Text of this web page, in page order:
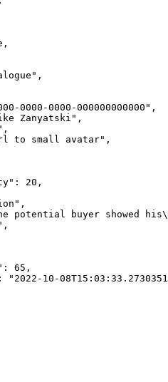
0000-000000000000",
Zanyatski",
small avatar",
20,
buyer showed his\/
65,
10-